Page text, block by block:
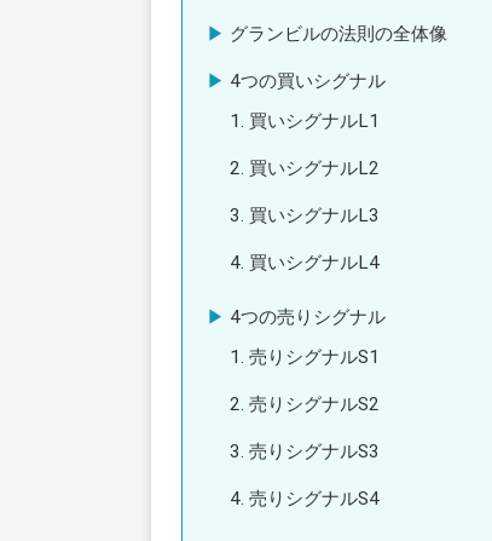
グランビルの法則の全体像
4つの買いシグナル
買いシグナルL1
買いシグナルL2
買いシグナルL3
買いシグナルL4
4つの売りシグナル
売りシグナルS1
売りシグナルS2
売りシグナルS3
売りシグナルS4